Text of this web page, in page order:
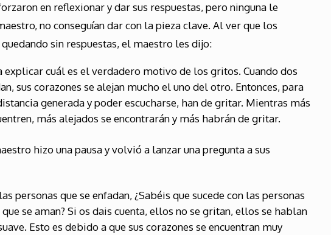
en reflexionar y dar sus respuestas, pero ninguna le
no conseguían dar con la pieza clave. Al ver que los
sin respuestas, el maestro les dijo:
explicar cuál es el verdadero motivo de los gritos. Cuando dos
sus corazones se alejan mucho el uno del otro. Entonces, para
generada y poder escucharse, han de gritar. Mientras más
más alejados se encontrarán y más habrán de gritar.
hizo una pausa y volvió a lanzar una pregunta a sus
personas que se enfadan, ¿Sabéis que sucede con las personas
se aman? Si os dais cuenta, ellos no se gritan, ellos se hablan
Esto es debido a que sus corazones se encuentran muy